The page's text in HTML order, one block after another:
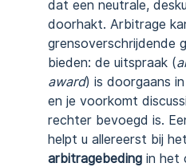
dat een neutrale,
doorhakt. Arbitrage
grensoverschrijdende
bieden: de uitspraak (
award) is doorgaans
en je voorkomt
rechter bevoegd is.
helpt u allereerst bij het
arbitragebeding in het